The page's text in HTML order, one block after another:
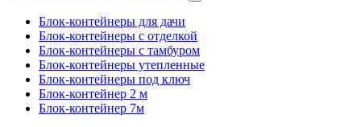
Блок-контейнеры для дачи
Блок-контейнеры с отделкой
Блок-контейнеры с тамбуром
Блок-контейнеры утепленные
Блок-контейнеры под ключ
Блок-контейнер 2 м
Блок-контейнер 7м